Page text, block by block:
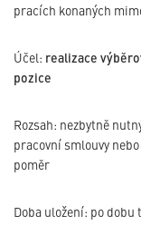
pracích konaných
Účel: realizace
pozice
Rozsah: nezbytně
pracovní smlouvy
poměr
Doba uložení: po